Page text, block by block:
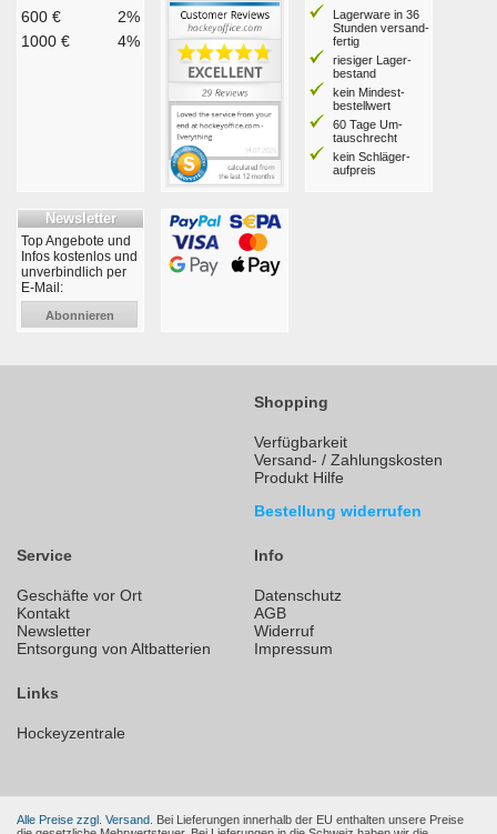
600 €
2%
1000 €
4%
Lagerware in 36
Stunden ver­sand­
fertig
riesiger Lager­
bestand
kein Mindest­
bestell­wert
60 Tage Um­
tausch­recht
kein Schläger­
aufpreis
Newsletter
Top Angebote und
Infos kostenlos und
unverbindlich per
E-Mail:
Abonnieren
Shopping
Verfügbarkeit
Versand- / Zahlungskosten
Produkt Hilfe
Bestellung widerrufen
Service
Geschäfte vor Ort
Kontakt
Newsletter
Entsorgung von Altbatterien
Info
Datenschutz
AGB
Widerruf
Impressum
Links
Hockeyzentrale
Alle Preise zzgl. Versand. Bei Lieferungen innerhalb der EU enthalten unsere Preise